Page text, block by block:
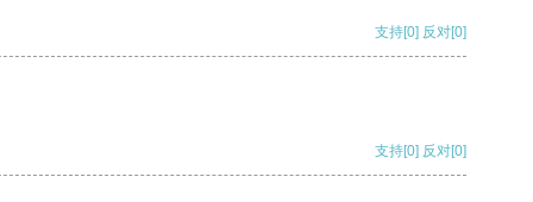
支持[0] 反对[0]
支持[0] 反对[0]